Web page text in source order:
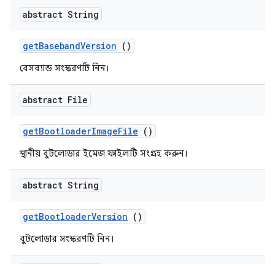
abstract String
getBasebandVersion ()
বেসব্যান্ড সংস্করণটি নিন।
abstract File
getBootloaderImageFile ()
স্থানীয় বুটলোডার ইমেজ ফাইলটি সংগ্রহ করুন।
abstract String
getBootloaderVersion ()
বুটলোডার সংস্করণটি নিন।